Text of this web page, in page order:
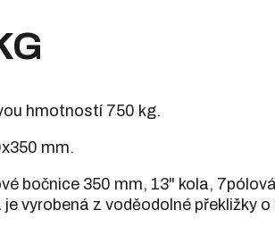
hmotností 750 kg.
mm.
bočnice 350 mm, 13" kola, 7pólová
vyrobená z voděodolné překližky o